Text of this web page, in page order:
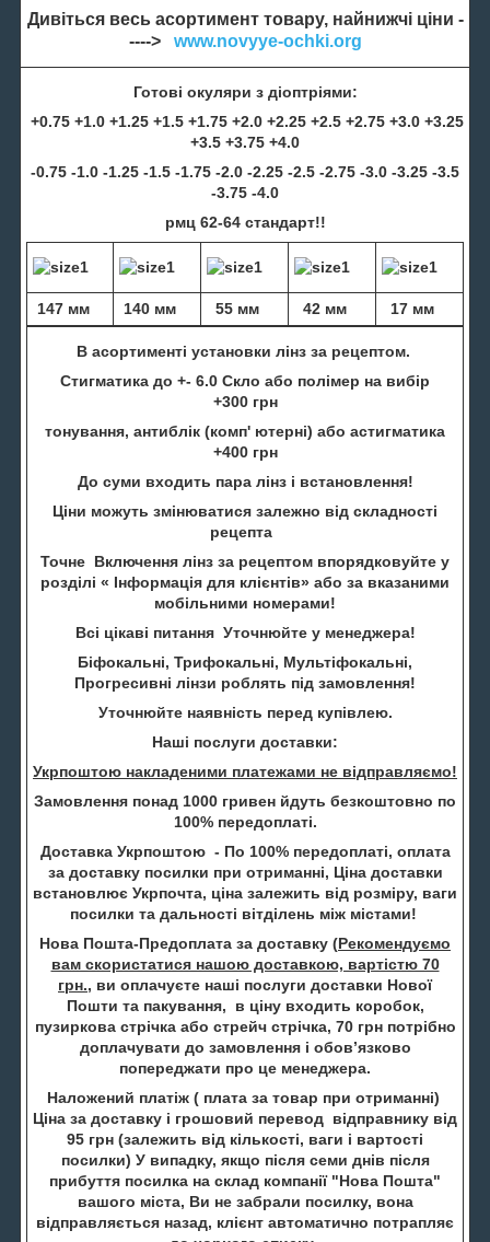
Дивіться весь асортимент товару, найнижчі ціни -
----> www.novyye-ochki.org
Готові окуляри з діоптріями:
+0.75 +1.0 +1.25 +1.5 +1.75 +2.0 +2.25 +2.5 +2.75 +3.0 +3.25
+3.5 +3.75 +4.0
-0.75 -1.0 -1.25 -1.5 -1.75 -2.0 -2.25 -2.5 -2.75 -3.0 -3.25 -3.5
-3.75 -4.0
рмц 62-64 стандарт!!
147 мм 140 мм 55 мм 42 мм 17 мм
В асортименті установки лінз за рецептом.
Стигматика до +- 6.0 Скло або полімер на вибір
+300 грн
тонування, антиблік (комп' ютерні) або астигматика
+400 грн
До суми входить пара лінз і встановлення!
Ціни можуть змінюватися залежно від складності
рецепта
Точне Включення лінз за рецептом впорядковуйте у
розділі « Інформація для клієнтів» або за вказаними
мобільними номерами!
Всі цікаві питання Уточнюйте у менеджера!
Біфокальні, Трифокальні, Мультіфокальні,
Прогресивні лінзи роблять під замовлення!
Уточнюйте наявність перед купівлею.
Наші послуги доставки:
Укрпоштою накладеними платежами не відправляємо!
Замовлення понад 1000 гривен йдуть безкоштовно по
100% передоплаті.
Доставка Укрпоштою - По 100% передоплаті, оплата
за доставку посилки при отриманні, Ціна доставки
встановлює Укрпочта, ціна залежить від розміру, ваги
посилки та дальності вітділень між містами!
Нова Пошта-Предоплата за доставку (Рекомендуємо
вам скористатися нашою доставкою, вартістю 70
грн., ви оплачуєте наші послуги доставки Нової
Пошти та пакування, в ціну входить коробок,
пузиркова стрічка або стрейч стрічка, 70 грн потрібно
доплачувати до замовлення і обов’язково
попереджати про це менеджера.
Наложений платіж ( плата за товар при отриманні)
Ціна за доставку і грошовий перевод відправнику від
95 грн (залежить від кількості, ваги і вартості
посилки) У випадку, якщо після семи днів після
прибуття посилка на склад компанії "Нова Пошта"
вашого міста, Ви не забрали посилку, вона
відправляється назад, клієнт автоматично потрапляє